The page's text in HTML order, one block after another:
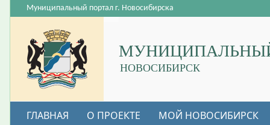
НОВОСИБИРСК
Муниципальный портал г. Новосибирска
ГЛАВНАЯ О ПРОЕКТЕ МОЙ НОВОСИБИРСК